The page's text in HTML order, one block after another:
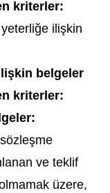
kriterler:
ilişkin
belgeler
kriterler:
ve teklif
üzere,